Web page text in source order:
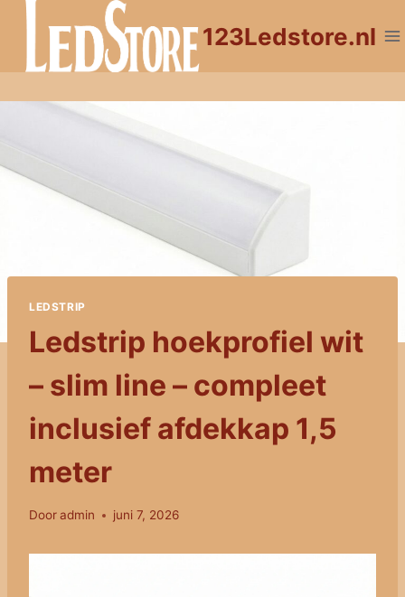
Doorgaan
inhoud
123Ledstore.nl
LEDSTRIP
Ledstrip hoekprofiel wit
– slim line – compleet
inclusief afdekkap 1,5
meter
Dooradmin juni 7, 2026